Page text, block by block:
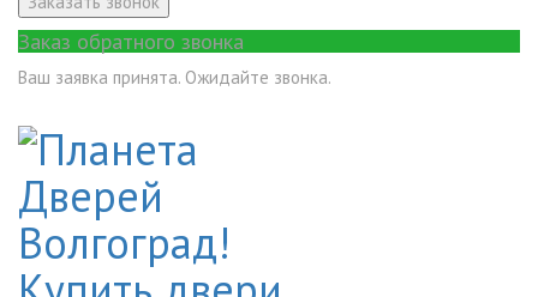
Заказ обратного звонка
Ваш заявка принята. Ожидайте звонка.